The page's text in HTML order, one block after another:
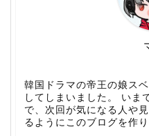
韓国ドラマの帝王の娘ス
してしまいました。 いま
で、次回が気になる人や
るようにこのブログを作り